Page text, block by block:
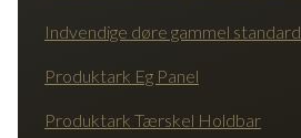
Indvendige døre gammel standard
Produktark Eg Panel
Produktark Tærskel Holdbar